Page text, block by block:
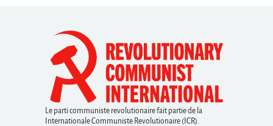
Le parti communiste revolutionaire fait partie de la
Internationale Communiste Revolutionaire (ICR).